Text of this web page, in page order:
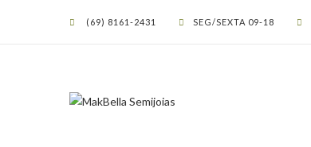
(69) 8161-2431 SEG/SEXTA 09-18